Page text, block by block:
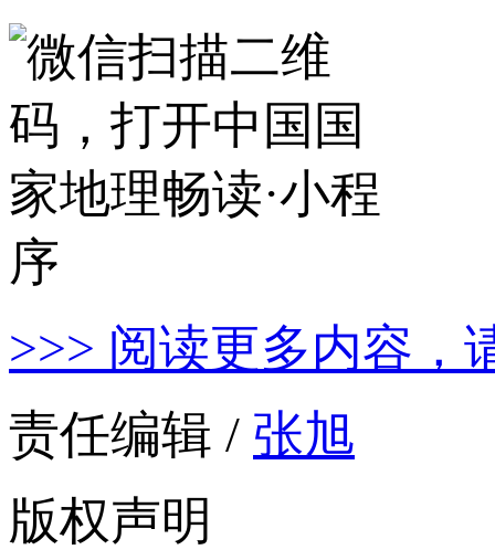
>>> 阅读更多内容，
责任编辑 / 张旭
版权声明